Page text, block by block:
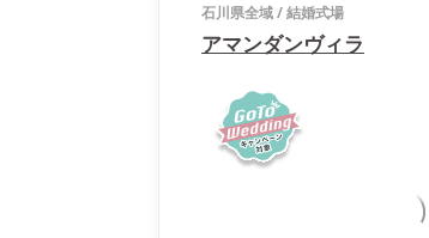
石川県全域/結婚式場
アマンダンヴィラ